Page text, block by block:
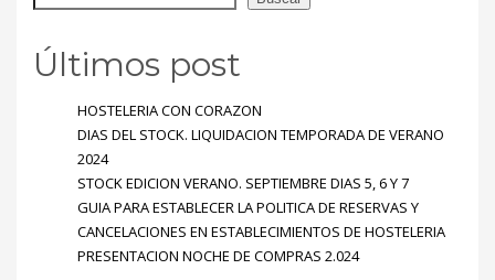
Últimos post
HOSTELERIA CON CORAZON
DIAS DEL STOCK. LIQUIDACION TEMPORADA DE VERANO
2024
STOCK EDICION VERANO. SEPTIEMBRE DIAS 5, 6 Y 7
GUIA PARA ESTABLECER LA POLITICA DE RESERVAS Y
CANCELACIONES EN ESTABLECIMIENTOS DE HOSTELERIA
PRESENTACION NOCHE DE COMPRAS 2.024